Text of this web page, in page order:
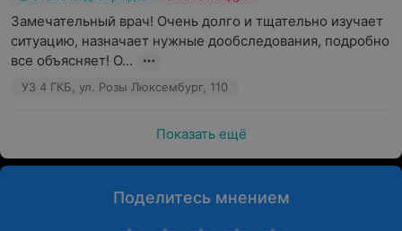
Замечательный врач! Очень долго и тщательно изучает
ситуацию, назначает нужные дообследования, подробно
все объясняет! О...
УЗ 4 ГКБ, ул. Розы Люксембург, 110
Показать ещё
Поделитесь мнением